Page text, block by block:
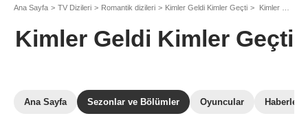
Ana Sayfa TV Dizileri Romantik dizileri Kimler Geldi Kimler Geçti Kimler Geldi Kimler Geçti: Sezon 1
Kimler Geldi Kimler Geçti
Ana Sayfa Sezonlar ve Bölümler Oyuncular Haberler